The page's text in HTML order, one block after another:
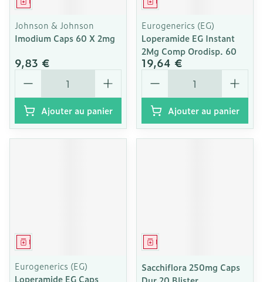
Johnson & Johnson
Imodium Caps 60 X 2mg
9,83 €
Quantité
Ajouter au panier
Eurogenerics (EG)
Loperamide EG Instant
2Mg Comp Orodisp. 60
19,64 €
Quantité
Ajouter au panier
Médicament
Eurogenerics (EG)
Loperamide EG Caps
Médicament
Sacchiflora 250mg Caps